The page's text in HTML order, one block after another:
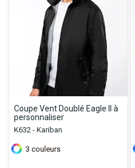
Coupe Vent Doublé Eagle II à
personnaliser
K632 - Kariban
3 couleurs